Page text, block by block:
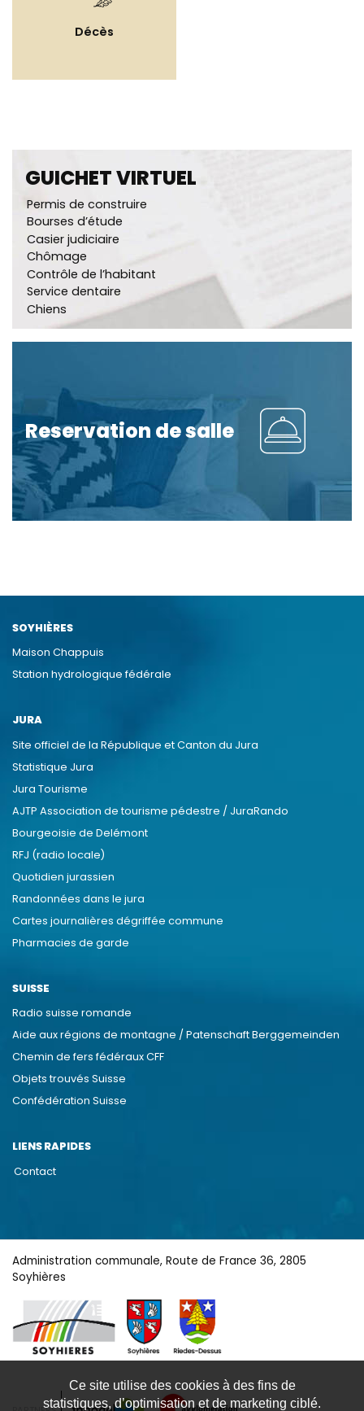
Décès
GUICHET VIRTUEL
Permis de construire
Bourses d’étude
Casier judiciaire
Chômage
Contrôle de l’habitant
Service dentaire
Chiens
Reservation de salle
SOYHIÈRES
Maison Chappuis
Station hydrologique fédérale
JURA
Site officiel de la République et Canton du Jura
Statistique Jura
Jura Tourisme
AJTP Association de tourisme pédestre / JuraRando
Bourgeoisie de Delémont
RFJ (radio locale)
Quotidien jurassien
Randonnées dans le jura
Cartes journalières dégriffée commune
Pharmacies de garde
SUISSE
Radio suisse romande
Aide aux régions de montagne / Patenschaft Berggemeinden
Chemin de fers fédéraux CFF
Objets trouvés Suisse
Confédération Suisse
LIENS RAPIDES
Contact
Administration communale, Route de France 36, 2805
Soyhières
Ce site utilise des cookies à des fins de
statistiques, d’optimisation et de marketing ciblé.